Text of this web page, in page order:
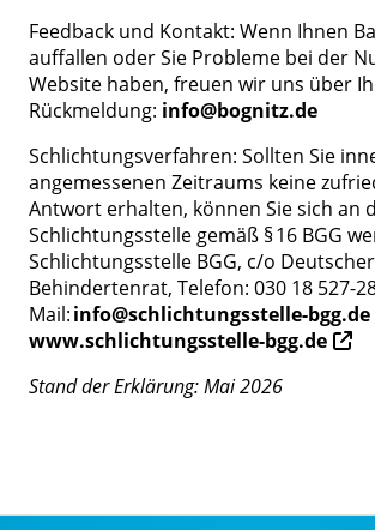
Feedback und Kontakt: Wenn Ihnen
auffallen oder Sie Probleme bei der
Website haben, freuen wir uns über
Rückmeldung: info@bognitz.de
Schlichtungsverfahren: Sollten Sie
angemessenen Zeitraums keine
Antwort erhalten, können Sie sich an
Schlichtungsstelle gemäß § 16 BGG
Schlichtungsstelle BGG, c/o Deutscher
Behindertenrat, Telefon: 030 18 527-
Mail:info@schlichtungsstelle-bgg.de
www.schlichtungsstelle-bgg.de
Stand der Erklärung: Mai 2026